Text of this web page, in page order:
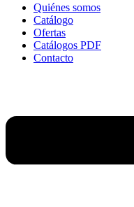
Quiénes somos
Catálogo
Ofertas
Catálogos PDF
Contacto